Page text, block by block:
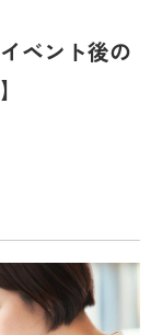
ベント後の